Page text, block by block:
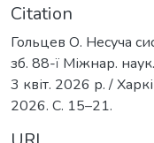
Citation
Гольцев О. Несуча
зб. 88-ї Міжнар.
3 квіт. 2026 р. /
2026. С. 15–21.